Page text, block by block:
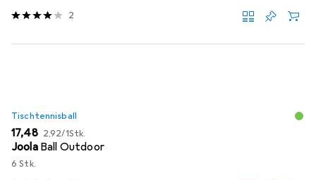
2
Tischtennisball
EUR
17,48 EUR
2,92/1Stk.
Joola Ball Outdoor
6 Stk.